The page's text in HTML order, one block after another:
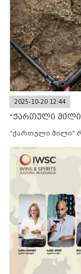
2025-10-20 12:44
“ქართული
“ქართული მილი”